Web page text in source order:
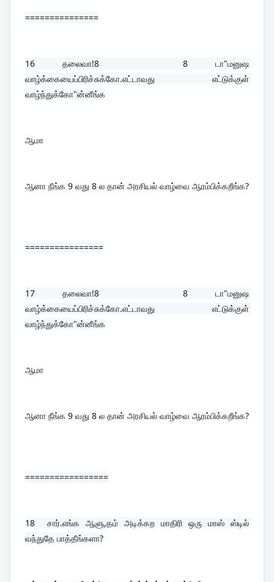
===============
16 தலைவா!8   8 டா"மனுஷ
வாழ்க்கையைப்பிரிச்சுக்கோ.எட்டாவது எட்டுக்குள்
வாழ்ந்துக்கோ"ன்னீங்க
ஆமா
ஆனா நீங்க 9 வது 8 ல தான் அரசியல் வாழ்வை ஆரம்பிக்கறீங்க?
================
17 தலைவா!8   8 டா"மனுஷ
வாழ்க்கையைப்பிரிச்சுக்கோ.எட்டாவது எட்டுக்குள்
வாழ்ந்துக்கோ"ன்னீங்க
ஆமா
ஆனா நீங்க 9 வது 8 ல தான் அரசியல் வாழ்வை ஆரம்பிக்கறீங்க?
=================
18 சார்.எங்க ஆளு,தம் அடிக்கற மாதிரி ஒரு மாஸ் ஸ்டில்
வந்துதே பாத்தீங்களா?